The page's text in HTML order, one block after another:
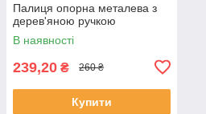
Палиця опорна металева з
дерев'яною ручкою
В наявності
239,20 ₴ 260 ₴
Купити